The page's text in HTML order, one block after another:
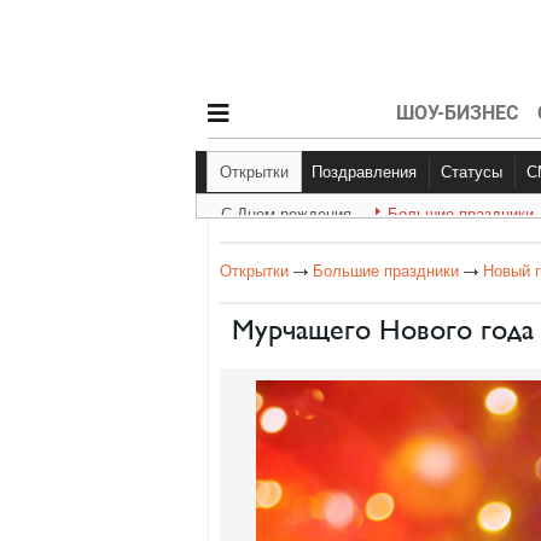
ШОУ-БИЗНЕС
Открытки Поздравления
С Днем рождения
Статусы
Другое
С Днем рождения Большие праздники
Открытки Большие праздники Новый
Мурчащего Нового года